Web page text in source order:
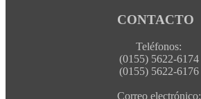
CONTACTO
Teléfonos:
(0155) 5622-6174
(0155) 5622-6176
Correo electrónico: